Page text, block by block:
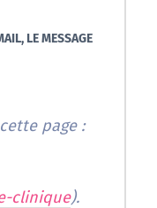
LE MESSAGE
page :
clinique).